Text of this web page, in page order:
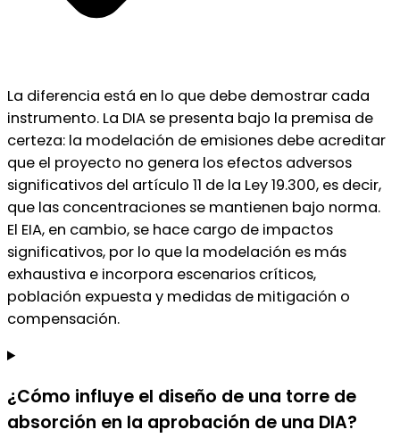
La diferencia está en lo que debe demostrar cada
instrumento. La DIA se presenta bajo la premisa de
certeza: la modelación de emisiones debe acreditar
que el proyecto no genera los efectos adversos
significativos del artículo 11 de la Ley 19.300, es decir,
que las concentraciones se mantienen bajo norma.
El EIA, en cambio, se hace cargo de impactos
significativos, por lo que la modelación es más
exhaustiva e incorpora escenarios críticos,
población expuesta y medidas de mitigación o
compensación.
¿Cómo influye el diseño de una torre de
absorción en la aprobación de una DIA?